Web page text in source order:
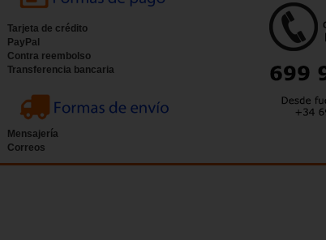
Tarjeta de crédito
PayPal
Contra reembolso
Transferencia bancaria
Mensajería
Correos